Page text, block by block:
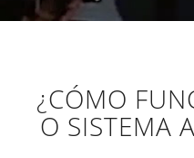
¿CÓMO
O SISTEMA